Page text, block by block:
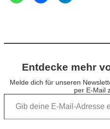
Entdecke mehr
Melde dich für unseren
per E-Mail
Gib deine E-Mail-Adresse ein …